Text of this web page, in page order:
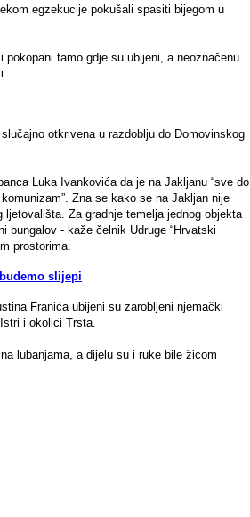
egzekucije pokušali spasiti bijegom u
tamo gdje su ubijeni, a neoznačenu
otkrivena u razdoblju do Domovinskog
Luka Ivankovića da je na Jakljanu “sve do
Zna se kako se na Jakljan nije
Za gradnje temelja jednog objekta
- kaže čelnik Udruge “Hrvatski
prostorima.
slijepi
Franića ubijeni su zarobljeni njemački
i okolici Trsta.
lubanjama, a dijelu su i ruke bile žicom